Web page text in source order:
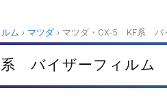
ム › マツダ › マツダ・CX-5 KF系 バ
バイザーフィルム